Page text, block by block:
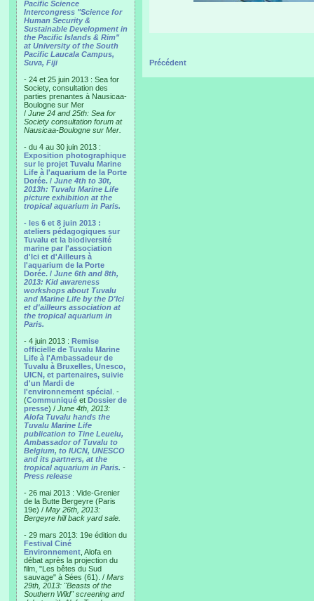
Pacific Science
Intercongress "Science for
Human Security &
Sustainable Development in
the Pacific Islands & Rim"
at University of the South
Pacific Laucala Campus,
Suva, Fiji
- 24 et 25 juin 2013 : Sea for
Society, consultation des
parties prenantes à Nausicaa-
Boulogne sur Mer
/ June 24 and 25th: Sea for
Society consultation forum at
Nausicaa-Boulogne sur Mer.
- du 4 au 30 juin 2013 :
Exposition photographique
sur le projet Tuvalu Marine
Life à l'aquarium de la Porte
Dorée. / June 4th to 30t,
2013h: Tuvalu Marine Life
picture exhibition at the
tropical aquarium in Paris.
- les 6 et 8 juin 2013 :
ateliers pédagogiques sur
Tuvalu et la biodiversité
marine par l'association
d'Ici et d'Ailleurs à
l'aquarium de la Porte
Dorée. / June 6th and 8th,
2013: Kid awareness
workshops about Tuvalu
and Marine Life by the D'Ici
et d'ailleurs association at
the tropical aquarium in
Paris.
- 4 juin 2013 : Remise
officielle de Tuvalu Marine
Life à l'Ambassadeur de
Tuvalu à Bruxelles, Unesco,
UICN, et partenaires, suivie
d'un Mardi de
l'environnement spécial . -
(Communiqué et Dossier de
presse) / June 4th, 2013:
Alofa Tuvalu hands the
Tuvalu Marine Life
publication to Tine Leuelu,
Ambassador of Tuvalu to
Belgium, to IUCN, UNESCO
and its partners, at the
tropical aquarium in Paris. -
Press release
- 26 mai 2013 : Vide-Grenier
de la Butte Bergeyre (Paris
19e) / May 26th, 2013:
Bergeyre hill back yard sale.
- 29 mars 2013: 19e édition du
Festival Ciné
Environnement , Alofa en
débat après la projection du
film, "Les bêtes du Sud
sauvage" à Sées (61). / Mars
29th, 2013: "Beasts of the
Southern Wild" screening and
Précédent